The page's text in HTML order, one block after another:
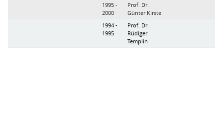
1995 -
2000
Prof. Dr.
Günter Kirste
1994 -
1995
Prof. Dr.
Rüdiger
Templin